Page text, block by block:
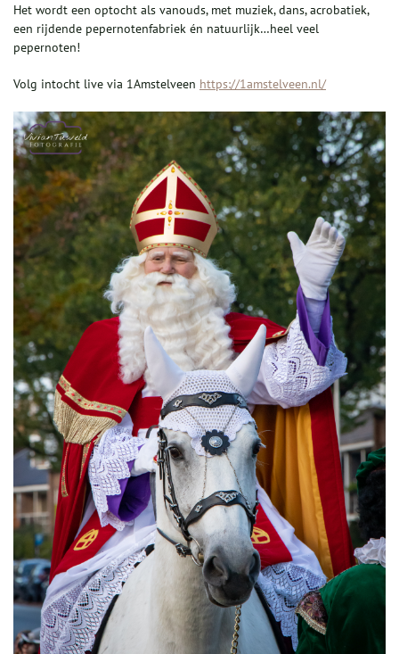
Het wordt een optocht als vanouds, met muziek, dans, acrobatiek,
een rijdende pepernotenfabriek én natuurlijk…heel veel
pepernoten!
Volg intocht live via 1Amstelveen https://1amstelveen.nl/